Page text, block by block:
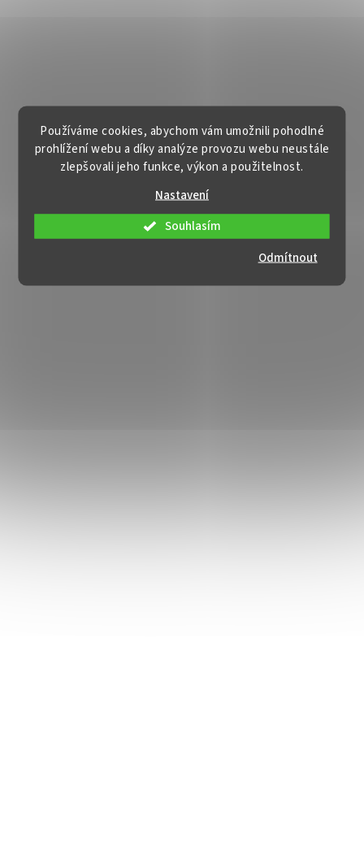
Používáme cookies, abychom vám umožnili pohodlné
prohlížení webu a díky analýze provozu webu neustále
zlepšovali jeho funkce, výkon a použitelnost.
Nastavení
Odmítnout
Souhlasím